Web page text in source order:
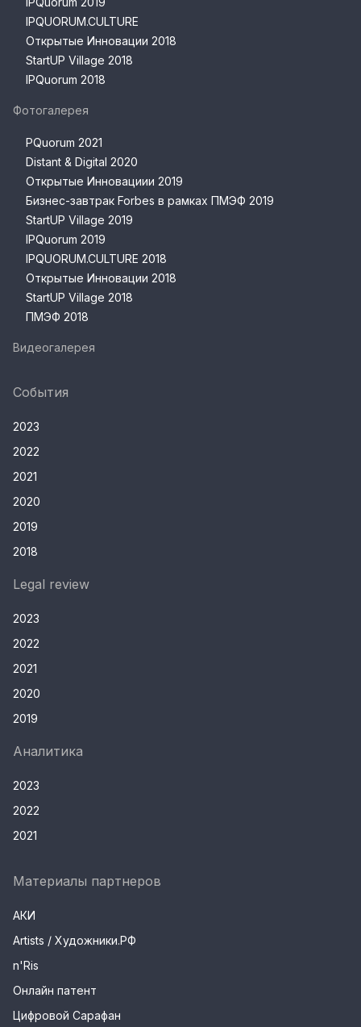
IPQUORUM.CULTURE
Открытые Инновации 2018
StartUP Village 2018
IPQuorum 2018
Фотогалерея
PQuorum 2021
Distant & Digital 2020
Открытые Инновациии 2019
Бизнес-завтрак Forbes в рамках ПМЭФ 2019
StartUP Village 2019
IPQuorum 2019
IPQUORUM.CULTURE 2018
Открытые Инновации 2018
StartUP Village 2018
ПМЭФ 2018
Видеогалерея
События
2023
2022
2021
2020
2019
2018
Legal review
2023
2022
2021
2020
2019
Аналитика
2023
2022
2021
Материалы партнеров
АКИ
Artists / Художники.РФ
n'Ris
Онлайн патент
Цифровой Сарафан